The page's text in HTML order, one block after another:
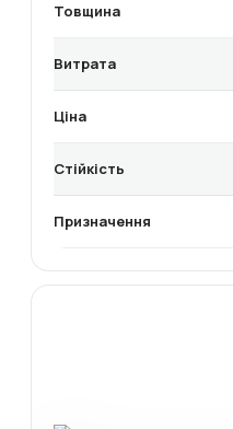
Товщина
Витрата
Ціна
Стійкість
Призначення